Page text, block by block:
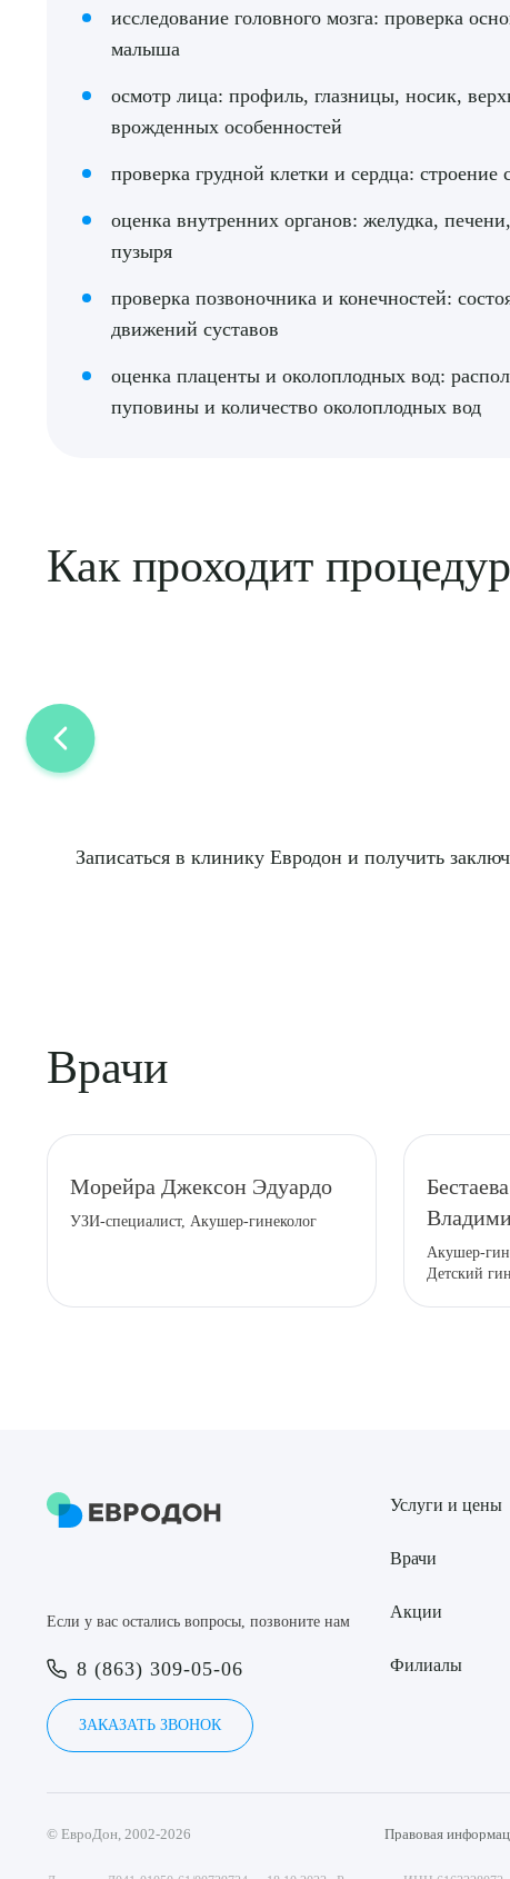
исследование головного мозга: проверка
малыша
осмотр лица: профиль, глазницы, носик,
врожденных особенностей
проверка грудной клетки и сердца:
оценка внутренних органов: желудка,
пузыря
проверка позвоночника и конечностей:
движений суставов
оценка плаценты и околоплодных вод:
пуповины и количество околоплодных вод
Как проходит
Записаться в клинику Евродон и получить
Врачи
Морейра Джексон Эдуардо
УЗИ-специалист, Акушер-гинеколог
Акушер-
Детский
Если у вас остались вопросы, позвоните нам
8 (863) 309-05-06
ЗАКАЗАТЬ ЗВОНОК
Услуги и цены
Врачи
Акции
Филиалы
© ЕвроДон, 2002-2026 Правовая